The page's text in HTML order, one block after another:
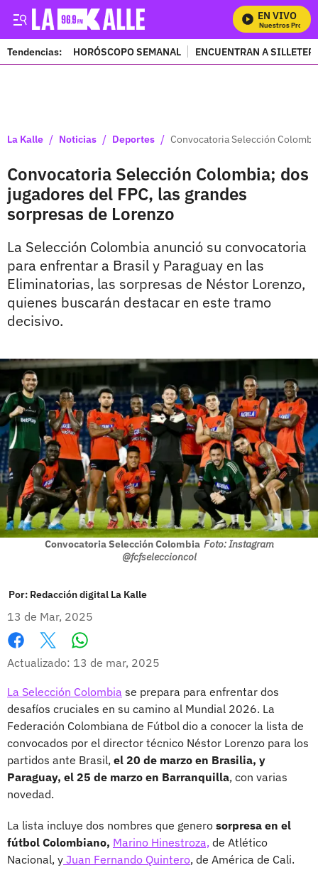
EN VIVO
Mira Todos Nuestros
Tendencias: HORÓSCOPO SEMANAL ENCUENTRAN A
La Kalle / Noticias / Deportes / Convocatoria Selección
Convocatoria Selección Colombia; dos
jugadores del FPC, las grandes
sorpresas de Lorenzo
La Selección Colombia anunció su convocatoria
para enfrentar a Brasil y Paraguay en las
Eliminatorias, las sorpresas de Néstor Lorenzo,
quienes buscarán destacar en este tramo
decisivo.
Convocatoria Selección Colombia Foto: Instagram
@fcfseleccioncol
Por: Redacción digital La Kalle
13 de Mar, 2025
Facebook
X
Actualizado: 13 de mar, 2025
La Selección Colombia se prepara para enfrentar dos
desafíos cruciales en su camino al Mundial 2026. La
Federación Colombiana de Fútbol dio a conocer la lista de
convocados por el director técnico Néstor Lorenzo para los
partidos ante Brasil, el 20 de marzo en Brasilia, y
Paraguay, el 25 de marzo en Barranquilla, con varias
novedad.
La lista incluye dos nombres que genero sorpresa en el
fútbol Colombiano, Marino Hinestroza, de Atlético
Nacional, y Juan Fernando Quintero, de América de Cali.